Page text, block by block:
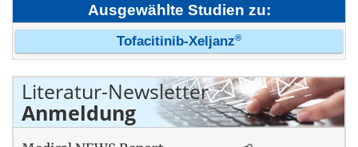
Ausgewählte Studien zu:
Tofacitinib-Xeljanz®
Literatur-Newsletter
Anmeldung